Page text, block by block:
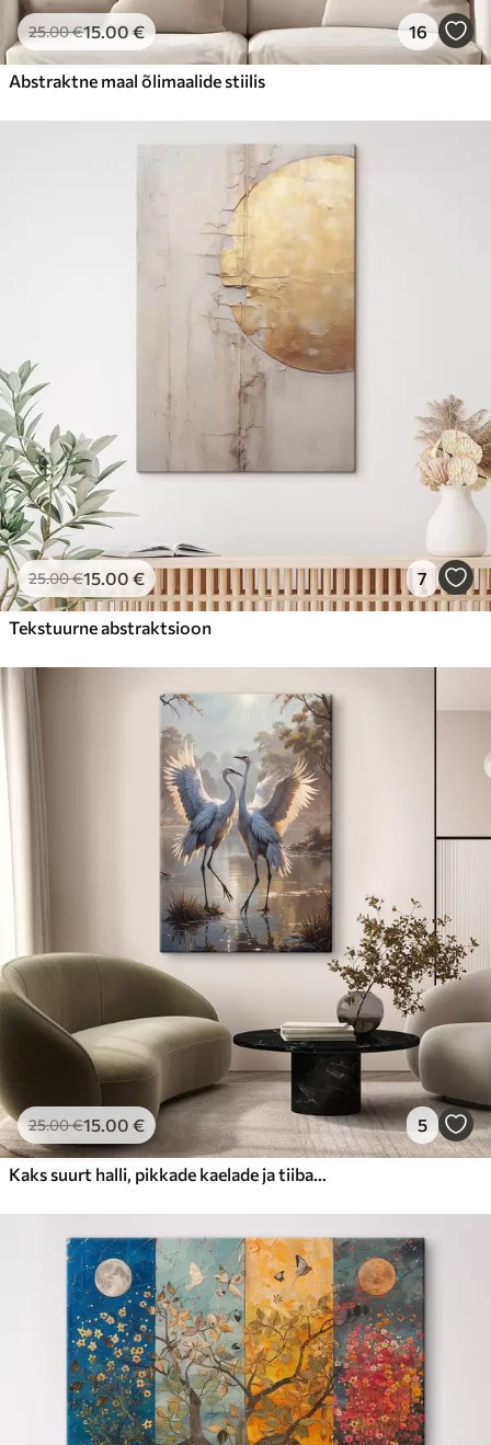
25.00€15.00€ 16
Abstraktne maal õlimaalide stiilis
25.00€15.00 € 7
Tekstuurne abstraktsioon
25.00€15.00 € 5
Kaks suurt halli, pikkade kaelade ja tiibadega kraanat, mis seisavad puudest ümbritsetud udujärves